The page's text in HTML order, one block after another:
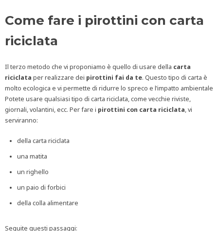
Come fare i pirottini con carta
riciclata
Il terzo metodo che vi proponiamo è quello di usare della carta
riciclata per realizzare dei pirottini fai da te. Questo tipo di carta è
molto ecologica e vi permette di ridurre lo spreco e l’impatto ambientale
Potete usare qualsiasi tipo di carta riciclata, come vecchie riviste,
giornali, volantini, ecc. Per fare i pirottini con carta riciclata, vi
serviranno:
della carta riciclata
una matita
un righello
un paio di forbici
della colla alimentare
Seguite questi passaggi: